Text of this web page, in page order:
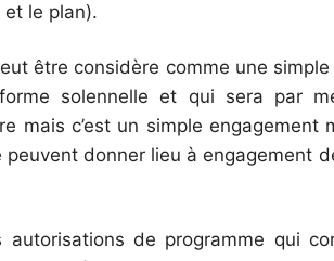
le plan).
être considère comme une
solennelle et qui sera par
mais c’est un simple engagement
donner lieu à engagement
autorisations de programme qui